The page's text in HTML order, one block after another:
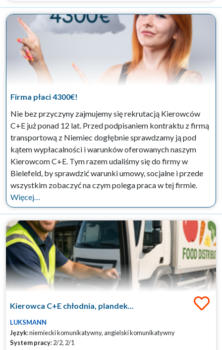
Firma płaci 4300€!
Nie bez przyczyny zajmujemy się rekrutacją Kierowców
C+E już ponad 12 lat. Przed podpisaniem kontraktu z firmą
transportową z Niemiec dogłębnie sprawdzamy ją pod
kątem wypłacalności i warunków oferowanych naszym
Kierowcom C+E. Tym razem udaliśmy się do firmy w
Bielefeld, by sprawdzić warunki umowy, socjalne i przede
wszystkim zobaczyć na czym polega praca w tej firmie.
Więcej…
Kierowca C+E chłodnia, plandek...
LUKSMANN
Język: niemiecki komunikatywny, angielski komunikatywny
System pracy: 2/2, 2/1